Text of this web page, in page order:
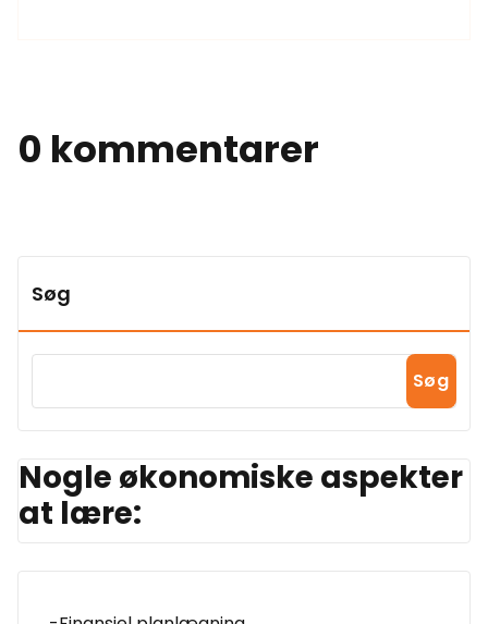
0 kommentarer
Søg
Søg
Nogle økonomiske aspekter
at lære: